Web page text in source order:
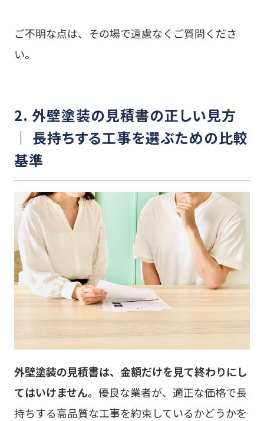
ご不明な点は、その場で遠慮なくご質問くださ
い。
2. 外壁塗装の見積書の正しい見方
｜ 長持ちする工事を選ぶための比較
基準
外壁塗装の見積書は、金額だけを見て終わりにし
てはいけません。 優良な業者が、適正な価格で長
持ちする高品質な工事を約束しているかどうかを